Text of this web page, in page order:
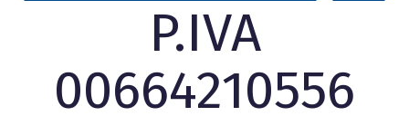
P.IVA
00664210556